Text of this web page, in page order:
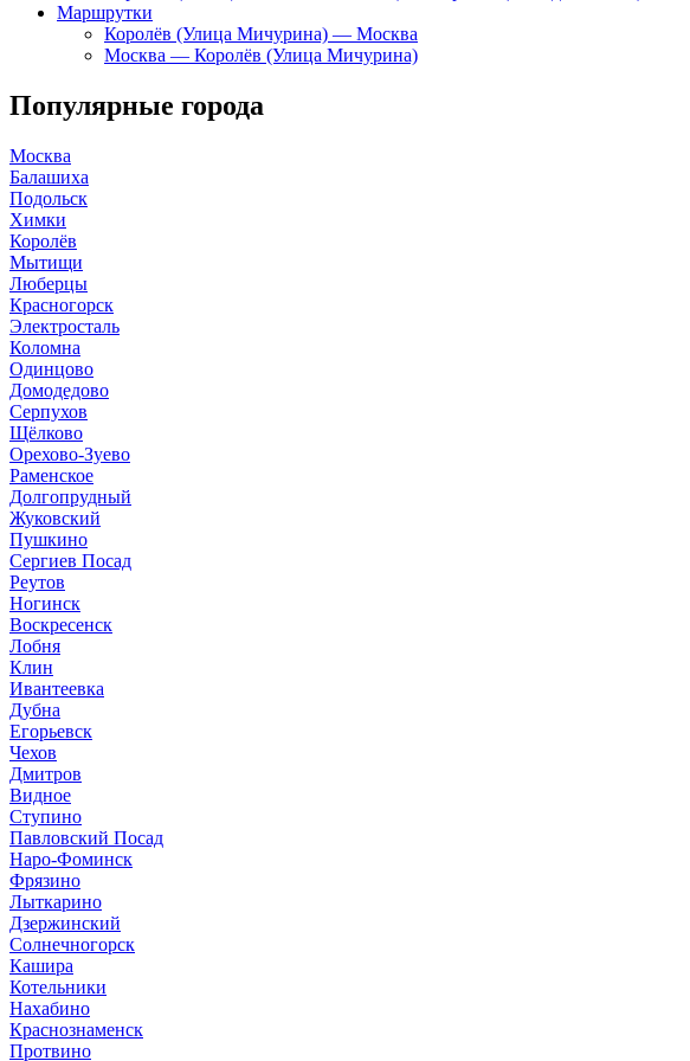
Маршрутки
Королёв (Улица Мичурина) — Москва
Москва — Королёв (Улица Мичурина)
Популярные города
Москва
Балашиха
Подольск
Химки
Королёв
Мытищи
Люберцы
Красногорск
Электросталь
Коломна
Одинцово
Домодедово
Серпухов
Щёлково
Орехово-Зуево
Раменское
Долгопрудный
Жуковский
Пушкино
Сергиев Посад
Реутов
Ногинск
Воскресенск
Лобня
Клин
Ивантеевка
Дубна
Егорьевск
Чехов
Дмитров
Видное
Ступино
Павловский Посад
Наро-Фоминск
Фрязино
Лыткарино
Дзержинский
Солнечногорск
Кашира
Котельники
Нахабино
Краснознаменск
Протвино